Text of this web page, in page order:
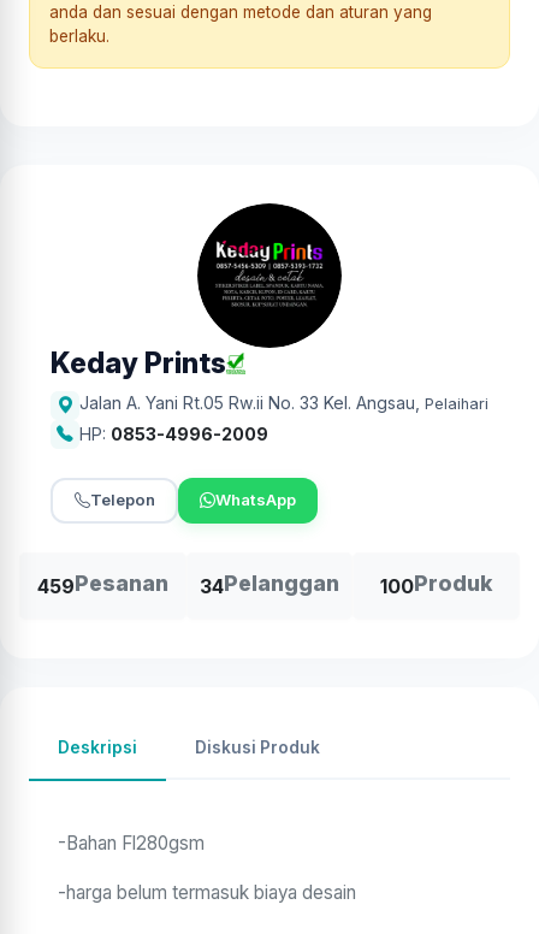
anda dan sesuai dengan metode dan aturan yang
berlaku.
Keday Prints
Jalan A. Yani Rt.05 Rw.ii No. 33 Kel. Angsau Pelaihari
HP: 0853-4996-2009
Telepon WhatsApp
459Pesanan 34Pelanggan 100Produk
Deskripsi Diskusi Produk
-Bahan Fl280gsm
-harga belum termasuk biaya desain